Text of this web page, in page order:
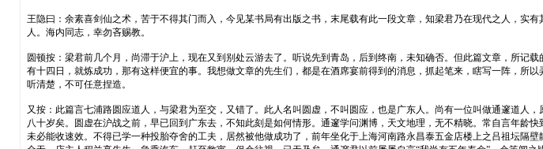
王隐曰：余素喜剑仙之术，苦于不得其门而入，今见某书局有出版之书，末尾载有此一段文章，知梁君乃在现代之人，
人。海内同志，幸勿吝赐教。
圆顿按：梁君前几个月，尚滞于沪上，现在又到别处云游去了。听说先到青岛，后到终南，未知确否。但此篇文章，所
有十四日，就炼成功，那有这样便宜的事。我想做文章的先生们，都是在酒席宴前得到的消息，抓起笔来，瞎写一阵，
听清楚，不可任意捏造。
又按：此篇言七浦路圆应道人，与梁君为至交，又错了。此人名叫圆虚，不叫圆应，也是广东人。尚有一位叫做通邃道
八十岁矣。圆虚在沪战之前，早已回到广东去，不知此刻是如何情形。通邃学问渊博，天文地理，无不精晓。常自言年龄
未必能收速效。不得已学一种投胎夺舍的工夫，居然被他做成功了，前年坐化于上海河南路永昌泰五金店楼上之吕祖坛